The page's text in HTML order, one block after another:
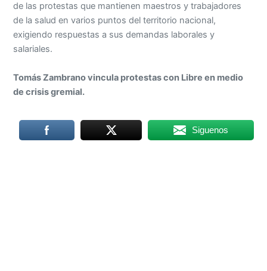
de las protestas que mantienen maestros y trabajadores
de la salud en varios puntos del territorio nacional,
exigiendo respuestas a sus demandas laborales y
salariales.
Tomás Zambrano vincula protestas con Libre en medio
de crisis gremial.
Siguenos